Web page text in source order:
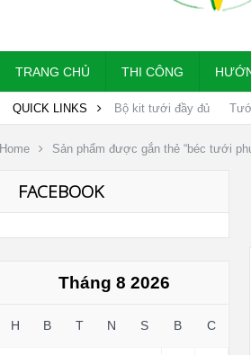
TRANG CHỦ THI CÔNG
QUICK LINKS Bộ kit tưới đầy đủ
Home Sản phẩm được gắn thẻ “béc tưới
FACEBOOK
Tháng 8 2026
H B T N S B C